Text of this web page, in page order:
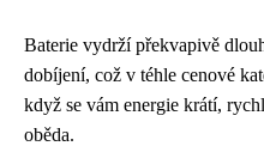
Baterie vydrží překvapivě
dobíjení, což v téhle cenové
když se vám energie krátí,
oběda.